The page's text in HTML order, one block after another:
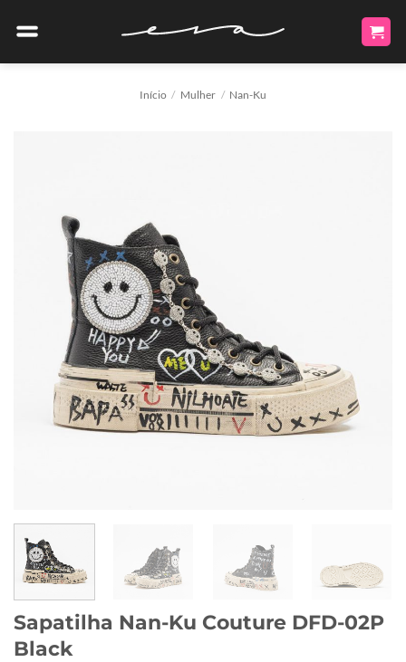
Início / Mulher / Nan-Ku
Sapatilha Nan-Ku Couture DFD-02P
Black